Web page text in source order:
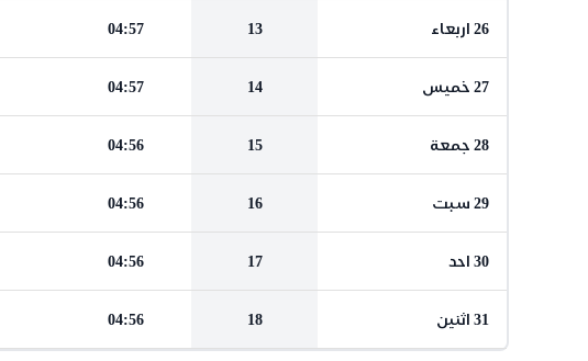
26 اربعاء 13
04:57
27 خميس 14
04:57
28 جمعة 15
04:56
29 سبت 16
04:56
30 احد 17
04:56
31 اثنين 18
04:56